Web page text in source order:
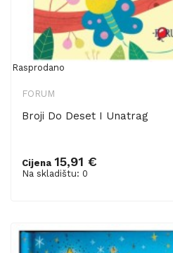
Rasprodano
FORUM
Broji Do Deset I Unatrag
Cijena 15,91 €
Na skladištu: 0